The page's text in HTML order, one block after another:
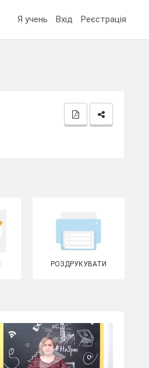
Я учень Вхід Реєстрація
РОЗДРУКУВАТИ